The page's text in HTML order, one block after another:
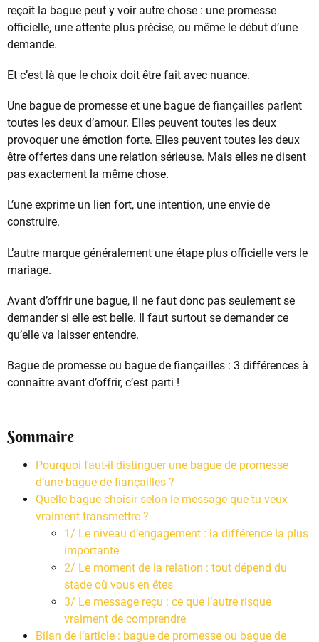
reçoit la bague peut y voir autre chose : une promesse
officielle, une attente plus précise, ou même le début d’une
demande.
Et c’est là que le choix doit être fait avec nuance.
Une bague de promesse et une bague de fiançailles parlent
toutes les deux d’amour. Elles peuvent toutes les deux
provoquer une émotion forte. Elles peuvent toutes les deux
être offertes dans une relation sérieuse. Mais elles ne disent
pas exactement la même chose.
L’une exprime un lien fort, une intention, une envie de
construire.
L’autre marque généralement une étape plus officielle vers le
mariage.
Avant d’offrir une bague, il ne faut donc pas seulement se
demander si elle est belle. Il faut surtout se demander ce
qu’elle va laisser entendre.
Bague de promesse ou bague de fiançailles : 3 différences à
connaître avant d’offrir, c’est parti !
Sommaire
Pourquoi faut-il distinguer une bague de promesse
d’une bague de fiançailles ?
Quelle bague choisir selon le message que tu veux
vraiment transmettre ?
1/ Le niveau d’engagement : la différence la plus
importante
2/ Le moment de la relation : tout dépend du
stade où vous en êtes
3/ Le message reçu : ce que l’autre risque
vraiment de comprendre
Bilan de l’article : bague de promesse ou bague de